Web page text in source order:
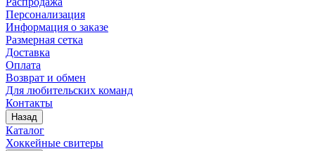
Персонализация
Информация о заказе
Размерная сетка
Доставка
Оплата
Возврат и обмен
Для любительских команд
Контакты
Назад
Каталог
Хоккейные свитеры